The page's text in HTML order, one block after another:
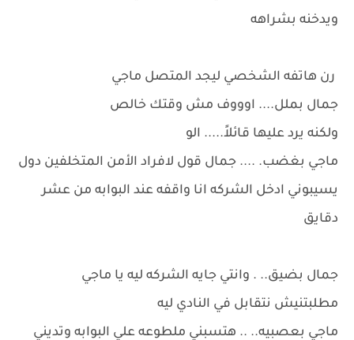
ويدخنه بشراهه
رن هاتفه الشخصي ليجد المتصل ماجي
جمال بملل.... اوووف مش وقتك خالص
ولكنه يرد عليها قائلاً..... الو
ماجي بغضب. .... جمال قول لافراد الأمن المتخلفين دول
يسيبوني ادخل الشركه انا واقفه عند البوابه من عشر
دقايق
جمال بضيق.. . وانتي جايه الشركه ليه يا ماجي
مطلبتنيش نتقابل في النادي ليه
ماجي بعصبيه.. .. هتسبني ملطوعه علي البوابه وتديني